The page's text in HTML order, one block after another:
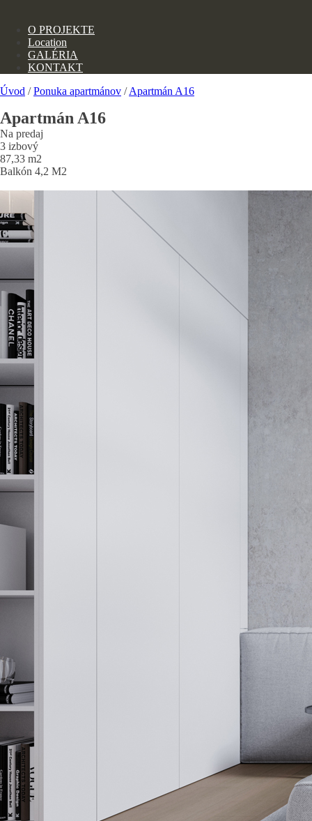
O PROJEKTE
Location
GALÉRIA
KONTAKT
Úvod / Ponuka apartmánov / Apartmán A16
Apartmán A16
Na predaj
3 izbový
87,33 m2
Balkón 4,2 M2